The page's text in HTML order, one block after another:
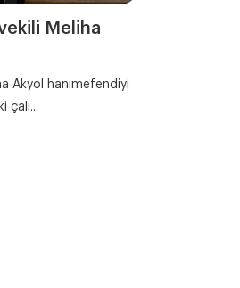
Meliha
Akyol hanımefendiyi
çalı...